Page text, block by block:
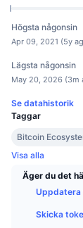
Högsta någonsin
Apr 09, 2021 (5y
Lägsta någonsin
May 20, 2026 (3m
Se datahistorik
Taggar
Bitcoin
Visa alla
Äger du det
Uppdatera
Skicka